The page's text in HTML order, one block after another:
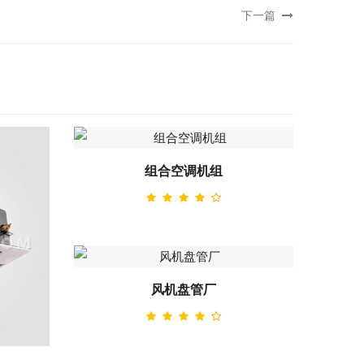
下一篇
组合空调机组
风机盘管厂